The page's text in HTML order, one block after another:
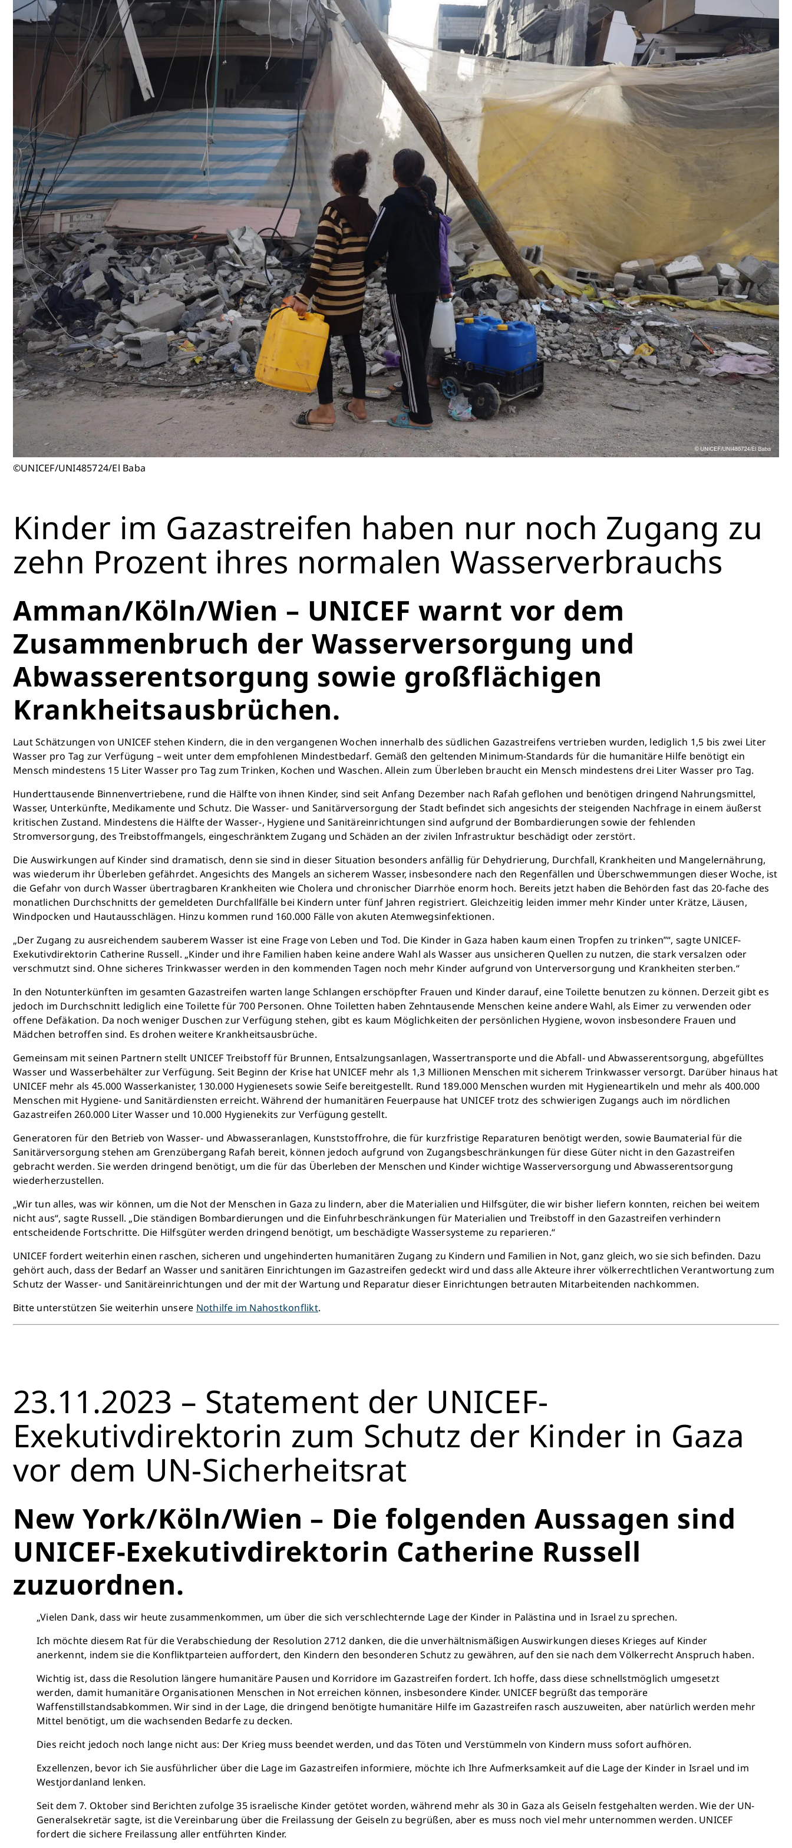
©UNICEF/UNI485724/El Baba
Kinder im Gazastreifen haben nur noch Zugang zu
zehn Prozent ihres normalen Wasserverbrauchs
Amman/Köln/Wien – UNICEF warnt vor dem
Zusammenbruch der Wasserversorgung und
Abwasserentsorgung sowie großflächigen
Krankheitsausbrüchen.
Laut Schätzungen von UNICEF stehen Kindern, die in den vergangenen Wochen innerhalb des südlichen Gazastreifens vertrieben wurden, lediglich 1,5 bis zwei Liter
Wasser pro Tag zur Verfügung – weit unter dem empfohlenen Mindestbedarf. Gemäß den geltenden Minimum-Standards für die humanitäre Hilfe benötigt ein
Mensch mindestens 15 Liter Wasser pro Tag zum Trinken, Kochen und Waschen. Allein zum Überleben braucht ein Mensch mindestens drei Liter Wasser pro Tag.
Hunderttausende Binnenvertriebene, rund die Hälfte von ihnen Kinder, sind seit Anfang Dezember nach Rafah geflohen und benötigen dringend Nahrungsmittel,
Wasser, Unterkünfte, Medikamente und Schutz. Die Wasser- und Sanitärversorgung der Stadt befindet sich angesichts der steigenden Nachfrage in einem äußerst
kritischen Zustand. Mindestens die Hälfte der Wasser-, Hygiene und Sanitäreinrichtungen sind aufgrund der Bombardierungen sowie der fehlenden
Stromversorgung, des Treibstoffmangels, eingeschränktem Zugang und Schäden an der zivilen Infrastruktur beschädigt oder zerstört.
Die Auswirkungen auf Kinder sind dramatisch, denn sie sind in dieser Situation besonders anfällig für Dehydrierung, Durchfall, Krankheiten und Mangelernährung,
was wiederum ihr Überleben gefährdet. Angesichts des Mangels an sicherem Wasser, insbesondere nach den Regenfällen und Überschwemmungen dieser Woche, ist
die Gefahr von durch Wasser übertragbaren Krankheiten wie Cholera und chronischer Diarrhöe enorm hoch. Bereits jetzt haben die Behörden fast das 20-fache des
monatlichen Durchschnitts der gemeldeten Durchfallfälle bei Kindern unter fünf Jahren registriert. Gleichzeitig leiden immer mehr Kinder unter Krätze, Läusen,
Windpocken und Hautausschlägen. Hinzu kommen rund 160.000 Fälle von akuten Atemwegsinfektionen.
„Der Zugang zu ausreichendem sauberem Wasser ist eine Frage von Leben und Tod. Die Kinder in Gaza haben kaum einen Tropfen zu trinken”“, sagte UNICEF-
Exekutivdirektorin Catherine Russell. „Kinder und ihre Familien haben keine andere Wahl als Wasser aus unsicheren Quellen zu nutzen, die stark versalzen oder
verschmutzt sind. Ohne sicheres Trinkwasser werden in den kommenden Tagen noch mehr Kinder aufgrund von Unterversorgung und Krankheiten sterben.“
In den Notunterkünften im gesamten Gazastreifen warten lange Schlangen erschöpfter Frauen und Kinder darauf, eine Toilette benutzen zu können. Derzeit gibt es
jedoch im Durchschnitt lediglich eine Toilette für 700 Personen. Ohne Toiletten haben Zehntausende Menschen keine andere Wahl, als Eimer zu verwenden oder
offene Defäkation. Da noch weniger Duschen zur Verfügung stehen, gibt es kaum Möglichkeiten der persönlichen Hygiene, wovon insbesondere Frauen und
Mädchen betroffen sind. Es drohen weitere Krankheitsausbrüche.
Gemeinsam mit seinen Partnern stellt UNICEF Treibstoff für Brunnen, Entsalzungsanlagen, Wassertransporte und die Abfall- und Abwasserentsorgung, abgefülltes
Wasser und Wasserbehälter zur Verfügung. Seit Beginn der Krise hat UNICEF mehr als 1,3 Millionen Menschen mit sicherem Trinkwasser versorgt. Darüber hinaus hat
UNICEF mehr als 45.000 Wasserkanister, 130.000 Hygienesets sowie Seife bereitgestellt. Rund 189.000 Menschen wurden mit Hygieneartikeln und mehr als 400.000
Menschen mit Hygiene- und Sanitärdiensten erreicht. Während der humanitären Feuerpause hat UNICEF trotz des schwierigen Zugangs auch im nördlichen
Gazastreifen 260.000 Liter Wasser und 10.000 Hygienekits zur Verfügung gestellt.
Generatoren für den Betrieb von Wasser- und Abwasseranlagen, Kunststoffrohre, die für kurzfristige Reparaturen benötigt werden, sowie Baumaterial für die
Sanitärversorgung stehen am Grenzübergang Rafah bereit, können jedoch aufgrund von Zugangsbeschränkungen für diese Güter nicht in den Gazastreifen
gebracht werden. Sie werden dringend benötigt, um die für das Überleben der Menschen und Kinder wichtige Wasserversorgung und Abwasserentsorgung
wiederherzustellen.
„Wir tun alles, was wir können, um die Not der Menschen in Gaza zu lindern, aber die Materialien und Hilfsgüter, die wir bisher liefern konnten, reichen bei weitem
nicht aus“, sagte Russell. „Die ständigen Bombardierungen und die Einfuhrbeschränkungen für Materialien und Treibstoff in den Gazastreifen verhindern
entscheidende Fortschritte. Die Hilfsgüter werden dringend benötigt, um beschädigte Wassersysteme zu reparieren.“
UNICEF fordert weiterhin einen raschen, sicheren und ungehinderten humanitären Zugang zu Kindern und Familien in Not, ganz gleich, wo sie sich befinden. Dazu
gehört auch, dass der Bedarf an Wasser und sanitären Einrichtungen im Gazastreifen gedeckt wird und dass alle Akteure ihrer völkerrechtlichen Verantwortung zum
Schutz der Wasser- und Sanitäreinrichtungen und der mit der Wartung und Reparatur dieser Einrichtungen betrauten Mitarbeitenden nachkommen.
Bitte unterstützen Sie weiterhin unsere Nothilfe im Nahostkonflikt.
23.11.2023 – Statement der UNICEF-
Exekutivdirektorin zum Schutz der Kinder in Gaza
vor dem UN-Sicherheitsrat
New York/Köln/Wien – Die folgenden Aussagen sind
UNICEF-Exekutivdirektorin Catherine Russell
zuzuordnen.
„Vielen Dank, dass wir heute zusammenkommen, um über die sich verschlechternde Lage der Kinder in Palästina und in Israel zu sprechen.
Ich möchte diesem Rat für die Verabschiedung der Resolution 2712 danken, die die unverhältnismäßigen Auswirkungen dieses Krieges auf Kinder
anerkennt, indem sie die Konfliktparteien auffordert, den Kindern den besonderen Schutz zu gewähren, auf den sie nach dem Völkerrecht Anspruch haben.
Wichtig ist, dass die Resolution längere humanitäre Pausen und Korridore im Gazastreifen fordert. Ich hoffe, dass diese schnellstmöglich umgesetzt
werden, damit humanitäre Organisationen Menschen in Not erreichen können, insbesondere Kinder. UNICEF begrüßt das temporäre
Waffenstillstandsabkommen. Wir sind in der Lage, die dringend benötigte humanitäre Hilfe im Gazastreifen rasch auszuweiten, aber natürlich werden mehr
Mittel benötigt, um die wachsenden Bedarfe zu decken.
Dies reicht jedoch noch lange nicht aus: Der Krieg muss beendet werden, und das Töten und Verstümmeln von Kindern muss sofort aufhören.
Exzellenzen, bevor ich Sie ausführlicher über die Lage im Gazastreifen informiere, möchte ich Ihre Aufmerksamkeit auf die Lage der Kinder in Israel und im
Westjordanland lenken.
Seit dem 7. Oktober sind Berichten zufolge 35 israelische Kinder getötet worden, während mehr als 30 in Gaza als Geiseln festgehalten werden. Wie der UN-
Generalsekretär sagte, ist die Vereinbarung über die Freilassung der Geiseln zu begrüßen, aber es muss noch viel mehr unternommen werden. UNICEF
fordert die sichere Freilassung aller entführten Kinder.
Schließen
Retten Sie noch heute Leben
Schon 50 Cent am Tag können Großes bewirken: z.B.
Sauberes Trinkwasser bedeutet: weniger Krankheit,
mehr Kindheit, bessere Zukunft.